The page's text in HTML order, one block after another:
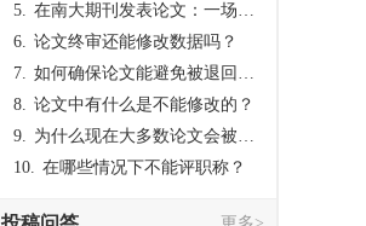
5. 在南大期刊发表论文：一场知识探索与学术成就的旅程
6. 论文终审还能修改数据吗？
7. 如何确保论文能避免被退回：关键条件与策略
8. 论文中有什么是不能修改的？
9. 为什么现在大多数论文会被评判为AI撰写？（深度剖析查重机制下的困境与出路）
10. 在哪些情况下不能评职称？